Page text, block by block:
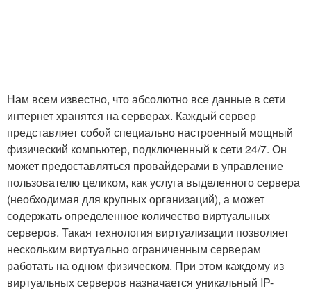
Нам всем известно, что абсолютно все данные в сети
интернет хранятся на серверах. Каждый сервер
представляет собой специально настроенный мощный
физический компьютер, подключенный к сети 24/7. Он
может предоставляться провайдерами в управление
пользователю целиком, как услуга выделенного сервера
(необходимая для крупных организаций), а может
содержать определенное количество виртуальных
серверов. Такая технология виртуализации позволяет
нескольким виртуально ограниченным серверам
работать на одном физическом. При этом каждому из
виртуальных серверов назначается уникальный IP-